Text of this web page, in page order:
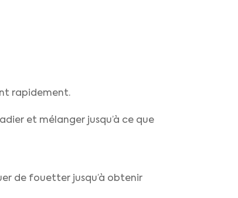
rapidement.
et mélanger jusqu’à ce que
de fouetter jusqu’à obtenir